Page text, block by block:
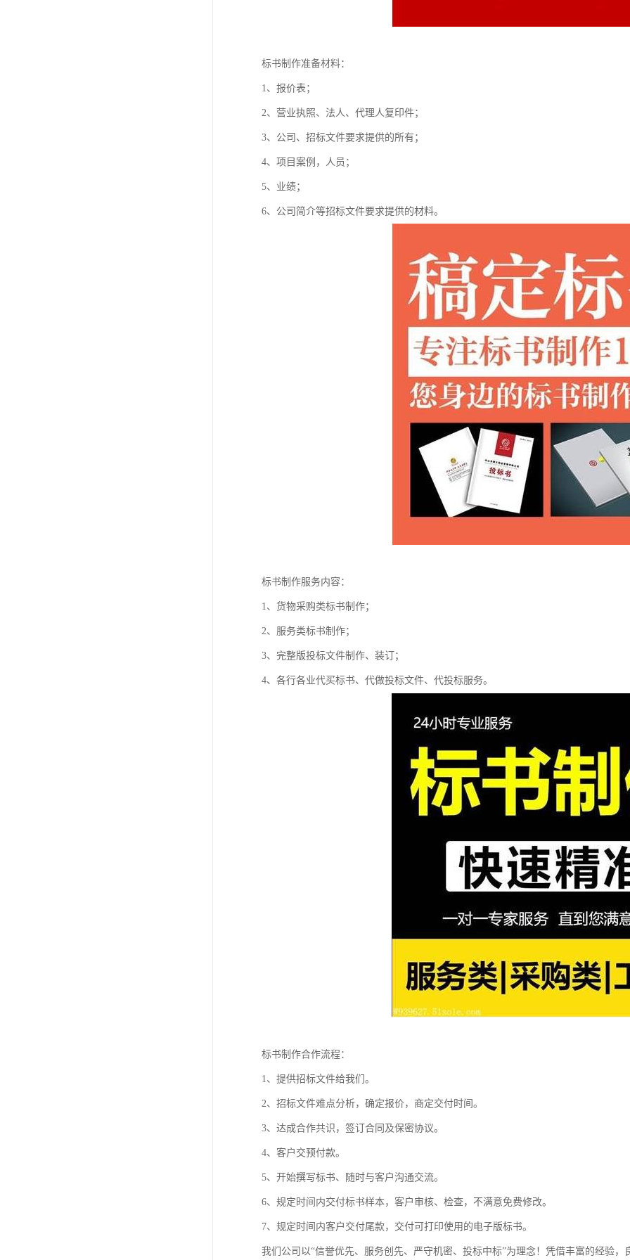
标书制作准备材料：
1、报价表；
2、营业执照、法人、代理人复印件；
3、公司、招标文件要求提供的所有；
4、项目案例，人员；
5、业绩；
6、公司简介等招标文件要求提供的材料。
标书制作服务内容：
1、货物采购类标书制作；
2、服务类标书制作；
3、完整版投标文件制作、装订；
4、各行各业代买标书、代做投标文件、代投标服务。
标书制作合作流程：
1、提供招标文件给我们。
2、招标文件难点分析，确定报价，商定交付时间。
3、达成合作共识，签订合同及保密协议。
4、客户交预付款。
5、开始撰写标书、随时与客户沟通交流。
6、规定时间内交付标书样本，客户审核、检查，不满意免费修改。
7、规定时间内客户交付尾款，交付可打印使用的电子版标书。
我们公司以“信誉优先、服务创先、严守机密、投标中标”为理念！凭借丰富的经验